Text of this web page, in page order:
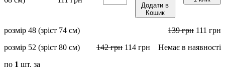
Додати в
Кошик
розмір 48 (зріст 74 см) 139грн 111 грн
розмір 52 (зріст 80 см)
142грн 114 грн
Немає в наявності
по 1 шт. за